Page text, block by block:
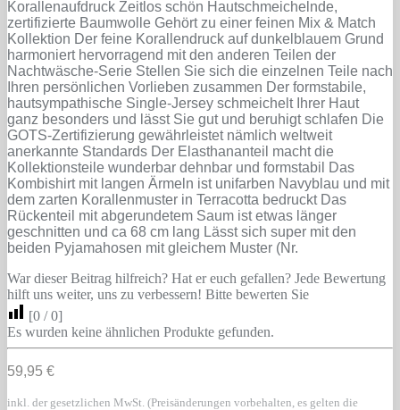
Korallenaufdruck Zeitlos schön Hautschmeichelnde,
zertifizierte Baumwolle Gehört zu einer feinen Mix & Match
Kollektion Der feine Korallendruck auf dunkelblauem Grund
harmoniert hervorragend mit den anderen Teilen der
Nachtwäsche-Serie Stellen Sie sich die einzelnen Teile nach
Ihren persönlichen Vorlieben zusammen Der formstabile,
hautsympathische Single-Jersey schmeichelt Ihrer Haut
ganz besonders und lässt Sie gut und beruhigt schlafen Die
GOTS-Zertifizierung gewährleistet nämlich weltweit
anerkannte Standards Der Elasthananteil macht die
Kollektionsteile wunderbar dehnbar und formstabil Das
Kombishirt mit langen Ärmeln ist unifarben Navyblau und mit
dem zarten Korallenmuster in Terracotta bedruckt Das
Rückenteil mit abgerundetem Saum ist etwas länger
geschnitten und ca 68 cm lang Lässt sich super mit den
beiden Pyjamahosen mit gleichem Muster (Nr.
War dieser Beitrag hilfreich? Hat er euch gefallen? Jede Bewertung
hilft uns weiter, uns zu verbessern! Bitte bewerten Sie
[0 /0]
Es wurden keine ähnlichen Produkte gefunden.
59,95 €
inkl. der gesetzlichen MwSt. (Preisänderungen vorbehalten, es gelten die